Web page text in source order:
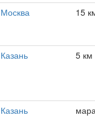
Москва 15
Казань 5 км
Казань